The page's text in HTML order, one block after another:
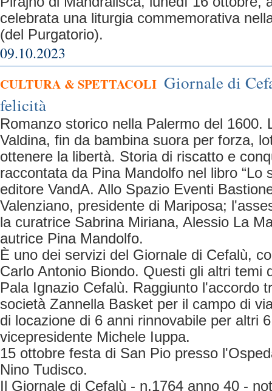
celebrata una liturgia commemorativa
(del Purgatorio).
09.10.2023
CULTURA & SPETTACOLI Giornale di
felicità
Romanzo storico nella Palermo del 1600.
Valdina, fin da bambina suora per forza,
ottenere la libertà. Storia di riscatto e
raccontata da Pina Mandolfo nel libro “Lo
editore VandA. Allo Spazio Eventi
Valenziano, presidente di Mariposa;
la curatrice Sabrina Miriana, Alessio La
autrice Pina Mandolfo.
È uno dei servizi del Giornale di Cefalù,
Carlo Antonio Biondo. Questi gli altri temi
Pala Ignazio Cefalù. Raggiunto l'accordo
società Zannella Basket per il campo di
di locazione di 6 anni rinnovabile per altri
vicepresidente Michele Iuppa.
15 ottobre festa di San Pio presso
Nino Tudisco.
Il Giornale di Cefalù - n.1764 anno 40 -